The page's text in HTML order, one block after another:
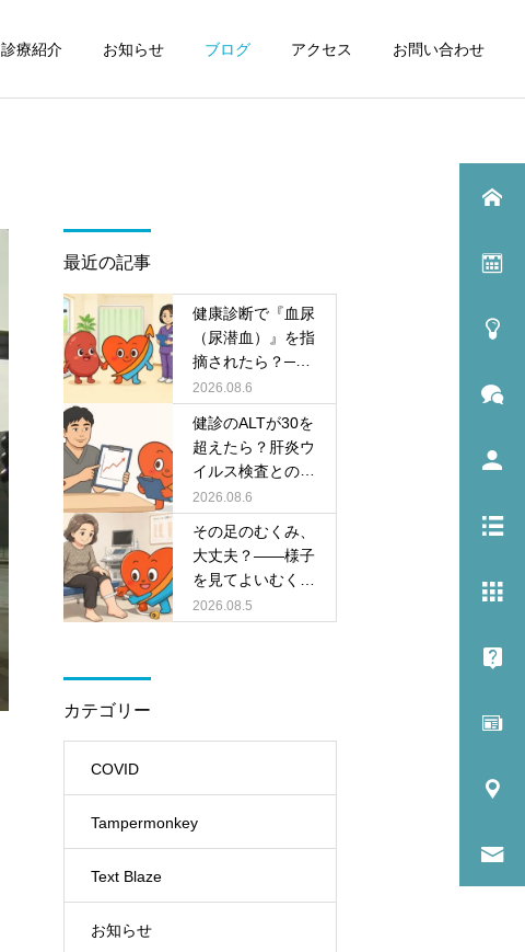
診療紹介 お知らせ ブログ アクセス お問い合わせ
最近の記事
健康診断で『血尿
（尿潜血）』を指
摘されたら？──
あわてなくてよい
パターンと、精密
検査が必要なパタ
ーンを内科・腎臓
内科がやさしく解
説
2026.08.6
健診のALTが30を
超えたら？肝炎ウ
イルス検査との違
いを解説
2026.08.6
その足のむくみ、
大丈夫？――様子
を見てよいむく
み・危ないむくみ
の見分け方
2026.08.5
カテゴリー
COVID
Tampermonkey
Text Blaze
お知らせ